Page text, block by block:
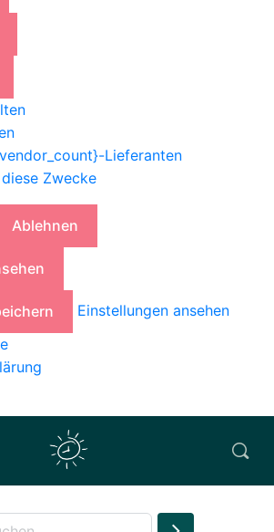
Lieferanten
Zwecke
Ablehnen
Einstellungen ansehen